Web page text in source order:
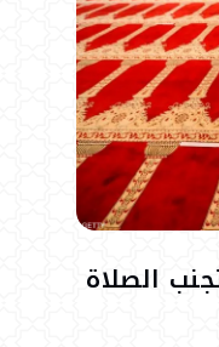
الصلاة